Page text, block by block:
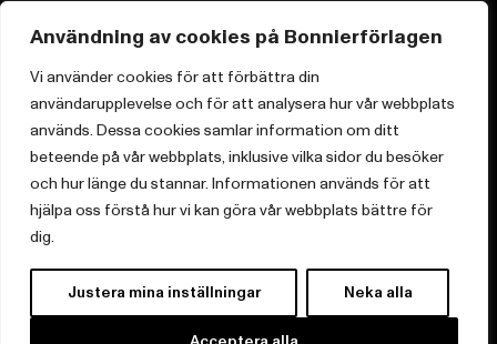
Användning av cookies på Bonnierförlagen
Vi använder cookies för att förbättra din
användarupplevelse och för att analysera hur vår webbplats
används. Dessa cookies samlar information om ditt
beteende på vår webbplats, inklusive vilka sidor du besöker
och hur länge du stannar. Informationen används för att
hjälpa oss förstå hur vi kan göra vår webbplats bättre för
dig.
Justera mina inställningar Neka alla
Postadress
Box 3159, 103 63 Stockholm
Om Bonnierförlagen
Cookies
Integritetspolicy